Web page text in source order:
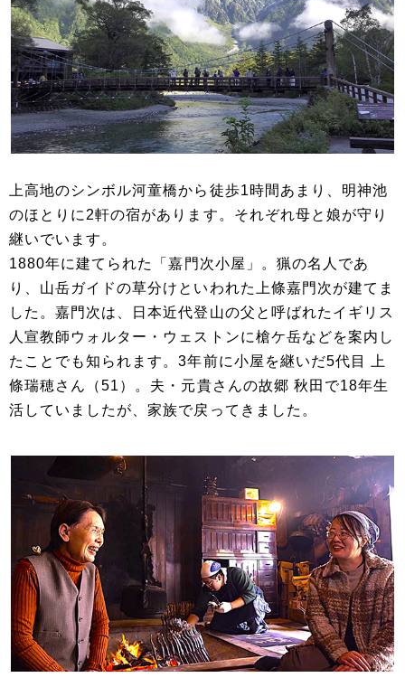
上高地のシンボル河童橋から徒歩1時間あまり、明神池
のほとりに2軒の宿があります。それぞれ母と娘が守り
継いでいます。
1880年に建てられた「嘉門次小屋」。猟の名人であ
り、山岳ガイドの草分けといわれた上條嘉門次が建てま
した。嘉門次は、日本近代登山の父と呼ばれたイギリス
人宣教師ウォルター・ウェストンに槍ケ岳などを案内し
たことでも知られます。3年前に小屋を継いだ5代目 上
條瑞穂さん（51）。夫・元貴さんの故郷 秋田で18年生
活していましたが、家族で戻ってきました。